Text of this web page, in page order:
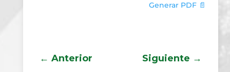
Generar PDF 📄
← Anterior Siguiente →